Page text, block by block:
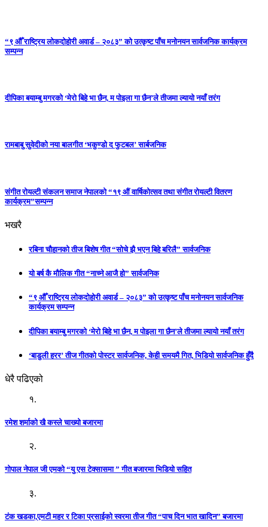
“९ औँ राष्ट्रिय लोकदोहोरी अवार्ड – २०८३” को उत्कृष्ट पाँच मनोनयन सार्वजनिक कार्यक्रम
सम्पन्न
दीपिका बयाम्बु मगरको ‘मेरो बिहे भा छैन, म पोइला गा छैन’ले तीजमा ल्यायो नयाँ तरंग
रामबाबु सुवेदीको नया बालगीत ‘भकुण्डो द फुटबल’ सार्बजनिक
संगीत रोयल्टी संकलन समाज नेपालको “१९ औं वार्षिकोत्सव तथा संगीत रोयल्टी वितरण
कार्यक्रम”सम्पन्न
भखरै
रबिना चौहानको तीज बिशेष गीत “सोचे झै भएन बिहे बरिलै” सार्वजनिक
यो बर्ष कै मौलिक गीत “नाच्ने आजै हो” सार्वजनिक
“९ औँ राष्ट्रिय लोकदोहोरी अवार्ड – २०८३” को उत्कृष्ट पाँच मनोनयन सार्वजनिक
कार्यक्रम सम्पन्न
दीपिका बयाम्बु मगरको ‘मेरो बिहे भा छैन, म पोइला गा छैन’ले तीजमा ल्यायो नयाँ तरंग
‘बाडुली हरर’ तीज गीतको पोस्टर सार्वजनिक, केही समयमै गित, भिडियो सार्वजनिक हुँदै
धेरै पढिएको
१.
रमेश शर्माको खै कस्ले चाख्यो बजारमा
२.
गोपाल नेपाल जी एमको “यु एस टेक्सासमा ” गीत बजारमा भिडियो सहित
३.
टंक खडका,एमटी महर र टिका प्रसाईको स्वरमा तीज गीत “पाच दिन भात खादिन” बजारमा